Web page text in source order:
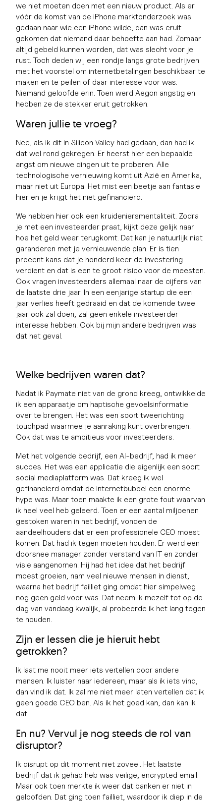
we niet moeten doen met een nieuw product. Als er
vóór de komst van de iPhone marktonderzoek was
gedaan naar wie een iPhone wilde, dan was eruit
gekomen dat niemand daar behoefte aan had. Zomaar
altijd gebeld kunnen worden, dat was slecht voor je
rust. Toch deden wij een rondje langs grote bedrijven
met het voorstel om internetbetalingen beschikbaar te
maken en te peilen of daar interesse voor was.
Niemand geloofde erin. Toen werd Aegon angstig en
hebben ze de stekker eruit getrokken.
Waren jullie te vroeg?
Nee, als ik dit in Silicon Valley had gedaan, dan had ik
dat wel rond gekregen. Er heerst hier een bepaalde
angst om nieuwe dingen uit te proberen. Alle
technologische vernieuwing komt uit Azië en Amerika,
maar niet uit Europa. Het mist een beetje aan fantasie
hier en je krijgt het niet gefinancierd.
We hebben hier ook een kruideniersmentaliteit. Zodra
je met een investeerder praat, kijkt deze gelijk naar
hoe het geld weer terugkomt. Dat kan je natuurlijk niet
garanderen met je vernieuwende plan. Er is tien
procent kans dat je honderd keer de investering
verdient en dat is een te groot risico voor de meesten.
Ook vragen investeerders allemaal naar de cijfers van
de laatste drie jaar. In een eenjarige startup die een
jaar verlies heeft gedraaid en dat de komende twee
jaar ook zal doen, zal geen enkele investeerder
interesse hebben. Ook bij mijn andere bedrijven was
dat het geval.
Welke bedrijven waren dat?
Nadat ik Paymate niet van de grond kreeg, ontwikkelde
ik een apparaatje om haptische gevoelsinformatie
over te brengen. Het was een soort tweerichting
touchpad waarmee je aanraking kunt overbrengen.
Ook dat was te ambitieus voor investeerders.
Met het volgende bedrijf, een AI-bedrijf, had ik meer
succes. Het was een applicatie die eigenlijk een soort
social mediaplatform was. Dat kreeg ik wel
gefinancierd omdat de internetbubbel een enorme
hype was. Maar toen maakte ik een grote fout waarvan
ik heel veel heb geleerd. Toen er een aantal miljoenen
gestoken waren in het bedrijf, vonden de
aandeelhouders dat er een professionele CEO moest
komen. Dat had ik tegen moeten houden. Er werd een
doorsnee manager zonder verstand van IT en zonder
visie aangenomen. Hij had het idee dat het bedrijf
moest groeien, nam veel nieuwe mensen in dienst,
waarna het bedrijf failliet ging omdat hier simpelweg
nog geen geld voor was. Dat neem ik mezelf tot op de
dag van vandaag kwalijk, al probeerde ik het lang tegen
te houden.
Zijn er lessen die je hieruit hebt
getrokken?
Ik laat me nooit meer iets vertellen door andere
mensen. Ik luister naar iedereen, maar als ik iets vind,
dan vind ik dat. Ik zal me niet meer laten vertellen dat ik
geen goede CEO ben. Als ik het goed kan, dan kan ik
dat.
En nu? Vervul je nog steeds de rol van
disruptor?
Ik disrupt op dit moment niet zoveel. Het laatste
bedrijf dat ik gehad heb was veilige, encrypted email.
Maar ook toen merkte ik weer dat banken er niet in
geloofden. Dat ging toen failliet, waardoor ik diep in de